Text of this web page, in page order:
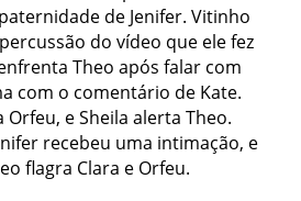
de Jenifer. Vitinho
do vídeo que ele fez
Theo após falar com
com o comentário de Kate.
e Sheila alerta Theo.
recebeu uma intimação, e
flagra Clara e Orfeu.